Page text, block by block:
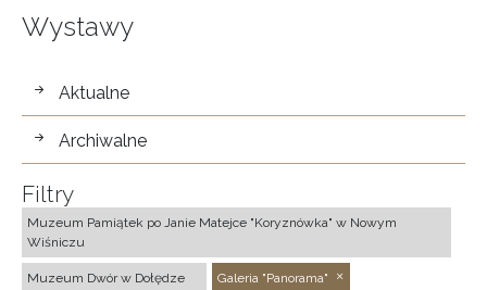
Wystawy
wystawy
Aktualne
Archiwalne
Filtry
Muzeum Pamiątek po Janie Matejce "Koryznówka" w Nowym
Wiśniczu
Muzeum Dwór w Dołędze Galeria "Panorama"